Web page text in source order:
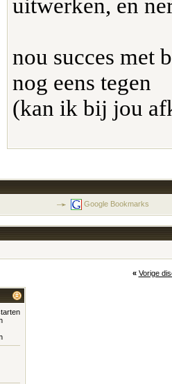
uitwerken, en
nou succes met
nog eens tegen
(kan ik bij jou
Google Bookmarks
« Vorige